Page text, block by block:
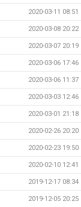
2020-03-11 08:51
2020-03-08 20:22
2020-03-07 20:19
2020-03-06 17:46
2020-03-06 11:37
2020-03-03 12:46
2020-03-01 21:18
2020-02-26 20:20
2020-02-23 19:50
2020-02-10 12:41
2019-12-17 08:34
2019-12-05 20:25